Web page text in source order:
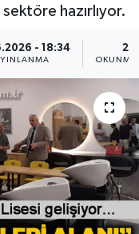
hazırlıyor.
- 18:34 2
OKUNMA